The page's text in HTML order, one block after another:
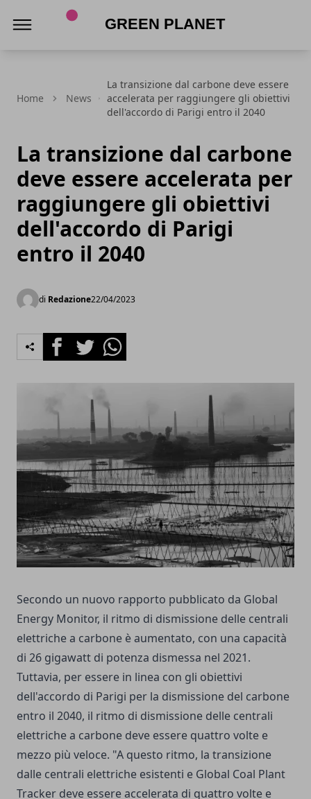
Home News
La transizione dal carbone deve essere
accelerata per raggiungere gli obiettivi
dell'accordo di Parigi entro il 2040
La transizione dal carbone
deve essere accelerata per
raggiungere gli obiettivi
dell'accordo di Parigi
entro il 2040
di Redazione22/04/2023
FacebookTwitterWhatsapp
Secondo un nuovo rapporto pubblicato da Global
Energy Monitor, il ritmo di dismissione delle centrali
elettriche a carbone è aumentato, con una capacità
di 26 gigawatt di potenza dismessa nel 2021.
Tuttavia, per essere in linea con gli obiettivi
dell'accordo di Parigi per la dismissione del carbone
entro il 2040, il ritmo di dismissione delle centrali
elettriche a carbone deve essere quattro volte e
mezzo più veloce. "A questo ritmo, la transizione
dalle centrali elettriche esistenti e Global Coal Plant
Tracker deve essere accelerata di quattro volte e